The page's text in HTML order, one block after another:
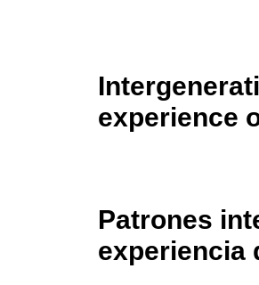
experience
Patrones
experiencia